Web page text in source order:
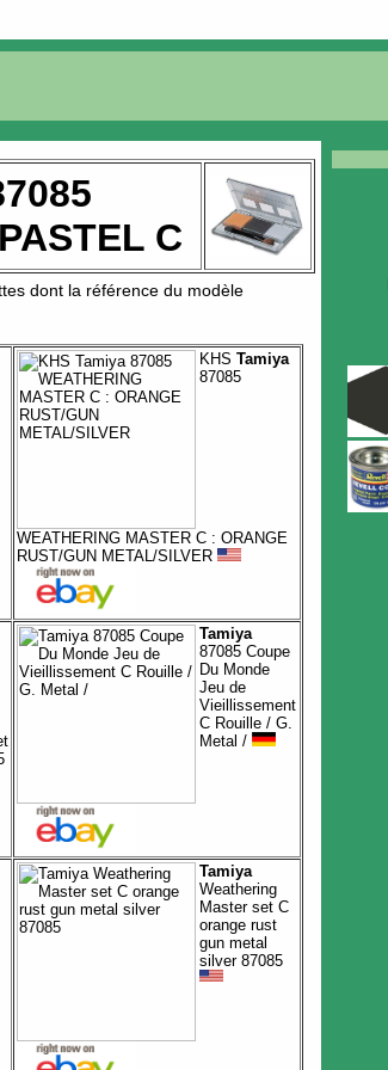
C
dont la référence du modèle
KHS Tamiya
87085
WEATHERING MASTER C : ORANGE
RUST/GUN METAL/SILVER
Tamiya
87085 Coupe
Du Monde
Jeu de
Vieillissement
C Rouille / G.
Metal /
Tamiya
Weathering
Master set C
orange rust
gun metal
silver 87085